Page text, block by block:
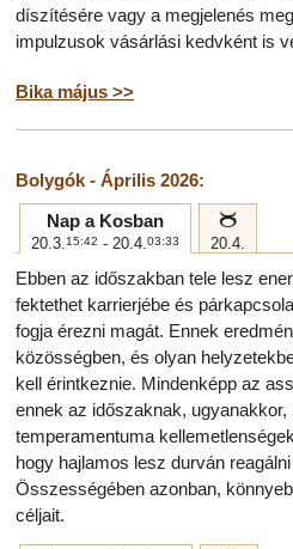
díszítésére vagy a megjelenés
impulzusok vásárlási kedvként is
Bika május >>
Bolygók - Április 2026:
Nap a Kosban
20.3.15:42 - 20.4.03:33
b
20.4.
Ebben az időszakban tele lesz
fektethet karrierjébe és
fogja érezni magát. Ennek
közösségben, és olyan
kell érintkeznie. Mindenképp az
ennek az időszaknak,
temperamentuma
hogy hajlamos lesz durván
Összességében azonban,
céljait.